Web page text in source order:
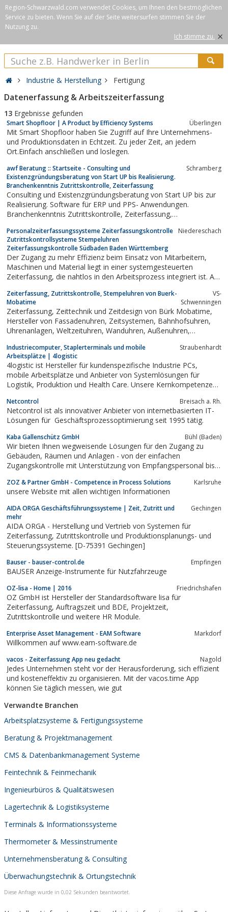
Region-Schwarzwald.com verwendet Cookies, um Ihnen den bestmöglichen
Service zu bieten. Wenn Sie auf der Seite weitersurfen stimmen Sie der
Nutzung zu.
Ich stimme zu. ×
Industrie & Herstellung Fertigung
Datenerfassung & Arbeitszeiterfassung
13 Ergebnisse gefunden
Smart Shopfloor | A Product by Efficiency Systems Überlingen
Mit Smart Shopfloor haben Sie Zugriff auf Ihre Unternehmens-
und Produktionsdaten in Echtzeit. Zu jeder Zeit, an jedem
Ort.Einfach anschließen und loslegen.
awf Beratung :: Startseite - Consulting und
Existenzgründungsberatung von Start UP bis Realisierung.
Branchenkenntnis Zutrittskontrolle, Zeiterfassung
Schramberg
Consulting und Existenzgründungsberatung von Start UP bis zur
Realisierung. Software für ERP und PPS- Anwendungen.
Branchenkenntnis Zutrittskontrolle, Zeiterfassung,
Personalzeiterfassungssysteme Zeiterfassungskontrolle
Zutrittskontrollsysteme Stempeluhren
Zeiterfassungskontrolle Südbaden Baden Württemberg
Niedereschach
Der Zugang zu mehr Effizienz beim Einsatz von Mitarbeitern,
Maschinen und Material liegt in einer systemgesteuerten
Zeiterfassung, die nahtlos in den Arbeitsprozess integriert ist. Auf
transparent darstellen und prozessbegleitend optimieren.
Zeiterfassung, Zutrittskontrolle, Stempeluhren von Buerk-
Mobatime
VS-
Schwenningen
Zeiterfassung, Zeittechnik und Zeitdesign von Bürk Mobatime,
Hersteller von Fassadenuhren, Zeitsystemen, Bahnhofsuhren,
Uhrenanlagen, Weltzeituhren, Wanduhren, Außenuhren,
Computeruhren, Zeiterfassung, Stempelkarten
Industriecomputer, Staplerterminals und mobile
Arbeitsplätze | 4logistic
Straubenhardt
4logistic ist Hersteller für kundenspezifische Industrie PCs,
mobile Arbeitsplätze und Anbieter von Systemlösungen für
Logistik, Produktion und Health Care. Unsere Kernkompetenzen
Systemen, Barcode- und Datenerfassungstechniken sowie in
industriellen Netzwerklösungen.
Netcontrol Breisach a. Rh.
Netcontrol ist als innovativer Anbieter von internetbasierten IT-
Lösungen für Geschäftsprozessoptimierung seit 1995 tätig.
Kaba Gallenschütz GmbH Bühl (Baden)
Wir bieten Ihnen wegweisende Lösungen für den Zugang zu
Gebäuden, Räumen und Anlagen - von der einfachen
Zugangskontrolle mit Unterstützung von Empfangspersonal bis
ZOZ & Partner GmbH - Competence in Process Solutions Karlsruhe
unsere Website mit allen wichtigen Informationen
AIDA ORGA Geschäftsführungssysteme | Zeit, Zutritt und
mehr
Gechingen
AIDA ORGA - Herstellung und Vertrieb von Systemen für
Zeiterfassung, Zutrittskontrolle und Produktionsplanungs- und
Steuerungssysteme. [D-75391 Gechingen]
Bauser - bauser-control.de Empfingen
BAUSER Anzeige-Instrumente für Nutzfahrzeuge
OZ-lisa - Home | 2016 Friedrichshafen
OZ GmbH ist Hersteller der Standardsoftware lisa für
Zeiterfassung, Auftragszeit und BDE, Projektzeit,
Zutrittskontrolle und weitere HR Module.
Enterprise Asset Management - EAM Software Markdorf
Willkommen auf www.eam-software.de
vacos - Zeiterfassung App neu gedacht Nagold
Jedes Unternehmen steht vor der Herausforderung, sich effizient
und kosteneffektiv zu organisieren. Mit der vacos.time App
können Sie täglich messen, wie gut
Verwandte Branchen
Arbeitsplatzsysteme & Fertigungssysteme
Beratung & Projektmanagement
CMS & Datenbankmanagement Systeme
Feintechnik & Feinmechanik
Ingenieurbüros & Qualitätswesen
Lagertechnik & Logistiksysteme
Terminals & Informationssysteme
Thermometer & Messinstrumente
Unternehmensberatung & Consulting
Überwachungstechnik & Ortungstechnik
Diese Anfrage wurde in 0,02 Sekunden beantwortet.